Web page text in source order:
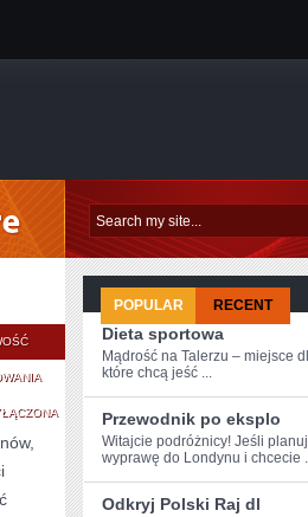
GŁOGÓW
POPULAR RECENT
Dieta sportowa
Mądrość na Talerzu – miejsce
które chcą jeść ...
Przewodnik po eksplo
Witajcie ⁤podróżnicy! Jeśli
wyprawę do Londynu i chcecie
Odkryj Polski Raj dl